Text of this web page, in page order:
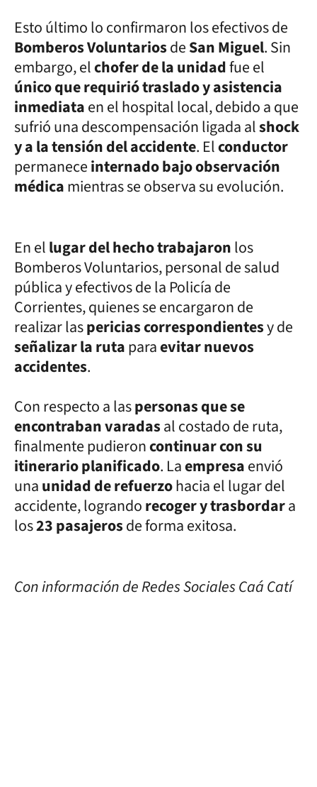
Esto último lo confirmaron los efectivos de
Bomberos VoluntariosdeSan Miguel. Sin
embargo, elchofer de la unidadfue el
único que requirió traslado y asistencia
inmediataen el hospital local, debido a que
sufrió una descompensación ligada alshock
y a la tensión del accidente. Elconductor
permaneceinternado bajo observación
médicamientras se observa su evolución.
En ellugar del hecho trabajaronlos
Bomberos Voluntarios, personal de salud
pública y efectivos de la Policía de
Corrientes, quienes se encargaron de
realizar laspericias correspondientesy de
señalizar la rutaparaevitar nuevos
accidentes.
Con respecto a laspersonas que se
encontraban varadasal costado de ruta,
finalmente pudieroncontinuar con su
itinerario planificado. Laempresaenvió
unaunidad de refuerzohacia el lugar del
accidente, lograndorecoger y trasbordara
los23 pasajerosde forma exitosa.
Con información de Redes Sociales Caá Catí